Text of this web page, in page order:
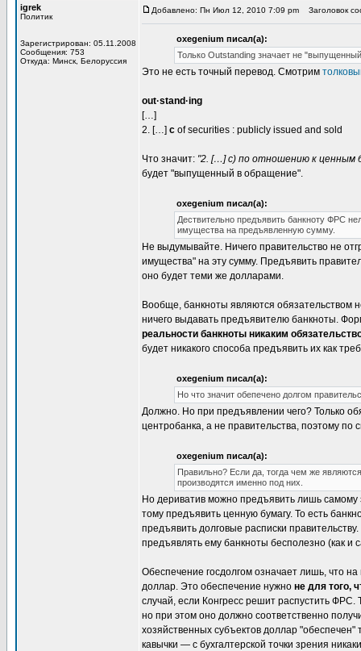
igrek
Политик
Зарегистрирован: 05.11.2008
Сообщения: 753
Откуда: Минск, Белоруссия
Добавлено: Пн Июл 12, 2010 7:09 pm Заголовок
oxegenium писал(а):
Только Outstanding значает не
Это не есть точный перевод. Смотрим
out·stand·ing
[…]
2. […] c of securities : publicly issued and sold
Что значит: "2. […] c) по отношению к ценным
будет "выпущенный в обращение".
oxegenium писал(а):
Дествительно предъявить банкноту ФРС
имущества на предъявленную сумму.
Не выдумывайте. Ничего правительство не
имущества" на эту сумму. Предъявить
оно будет теми же долларами.
Вообще, банкноты являются обязательством
ничего выдавать предъявителю банкноты.
реальности банкноты никаким
будет никакого способа предъявить их как
oxegenium писал(а):
Но что значит обепечено долгом
Должно. Но при предъявлении чего? Только
центробанка, а не правительства, поэтому по
oxegenium писал(а):
Правильно? Если да, тогда чем же
производятся именно под них.
Но дериватив можно предъявить лишь самому
тому предъявить ценную бумагу. То есть
предъявить долговые расписки
предъявлять ему банкноты бесполезно (как и
Обеспечение госдолгом означает лишь, что
доллар. Это обеспечение нужно не для того,
случай, если Конгресс решит распустить ФРС.
но при этом оно должно соответственно
хозяйственных субъектов доллар "обеспечен"
кавычки — с бухгалтерской точки зрения